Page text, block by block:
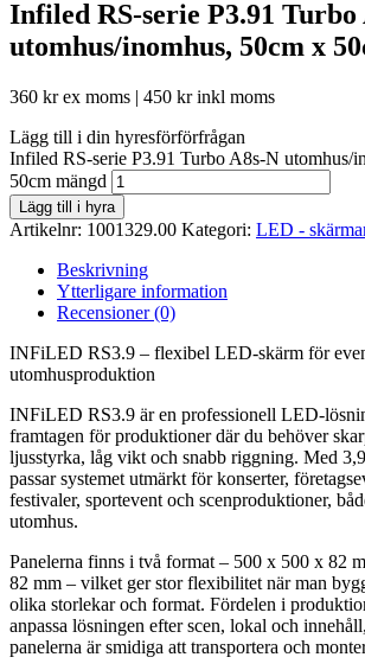
Infiled RS-serie P3.91 Turbo
utomhus/inomhus, 50cm x
360 krex moms | 450 krinkl moms
Lägg till i din hyresförförfrågan
Infiled RS-serie P3.91 Turbo A8s-N utomhus/
50cm mängd
Lägg till i hyra
Artikelnr: 1001329.00 Kategori: LED -
Beskrivning
Ytterligare information
Recensioner (0)
INFiLED RS3.9 – flexibel LED-skärm för
utomhusproduktion
INFiLED RS3.9 är en professionell LED-
framtagen för produktioner där du behöver
ljusstyrka, låg vikt och snabb riggning. Med
passar systemet utmärkt för konserter,
festivaler, sportevent och scenproduktioner,
utomhus.
Panelerna finns i två format – 500 x 500 x 82
82 mm – vilket ger stor flexibilitet när man
olika storlekar och format. Fördelen i
anpassa lösningen efter scen, lokal och
panelerna är smidiga att transportera och